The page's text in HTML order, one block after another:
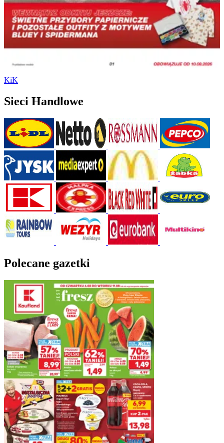
KiK
Sieci Handlowe
Polecane gazetki